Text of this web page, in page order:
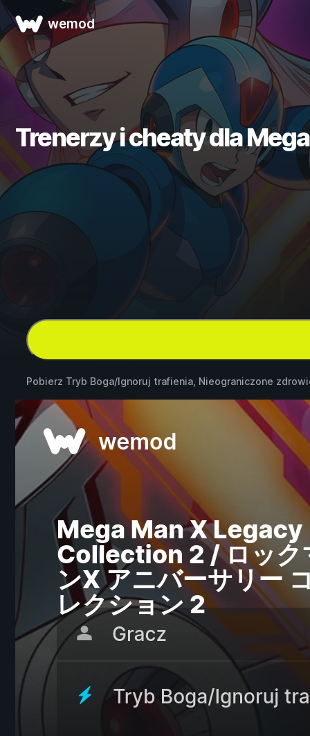
wemod
Trenerzy i cheaty dla
Pobierz Tryb Boga/Ignoruj trafienia, Nieograniczone